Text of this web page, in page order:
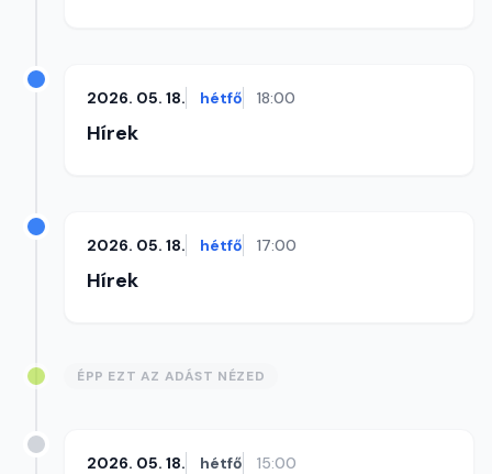
2026. 05. 18. hétfő 18:00
Hírek
2026. 05. 18. hétfő 17:00
Hírek
ÉPP EZT AZ ADÁST NÉZED
2026. 05. 18. hétfő 15:00